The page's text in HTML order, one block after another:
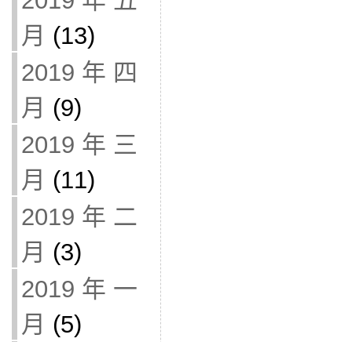
月 (13)
2019 年 四
月 (9)
2019 年 三
月 (11)
2019 年 二
月 (3)
2019 年 一
月 (5)